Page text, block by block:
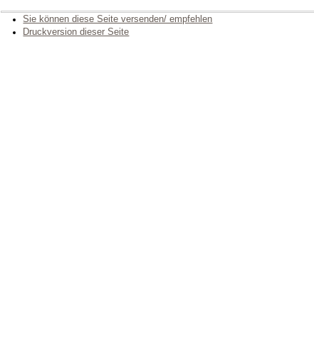
Sie können diese Seite versenden/ empfehlen
Druckversion dieser Seite